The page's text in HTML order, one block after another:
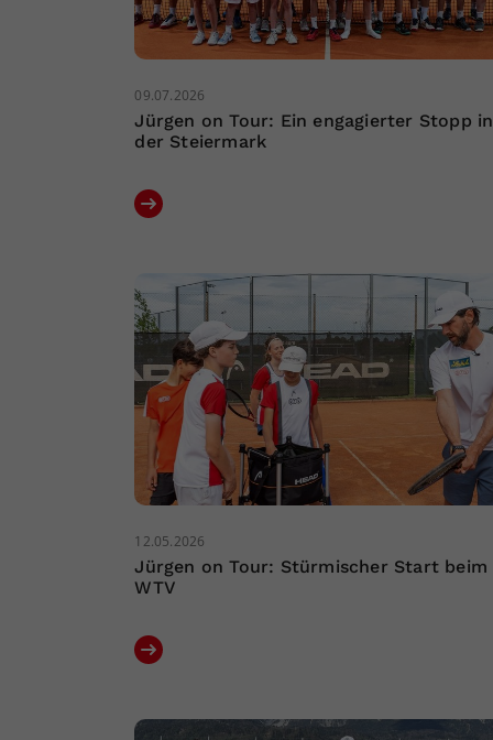
09.07.2026
Jürgen on Tour: Ein engagierter Stopp in
der Steiermark
12.05.2026
Jürgen on Tour: Stürmischer Start beim
WTV